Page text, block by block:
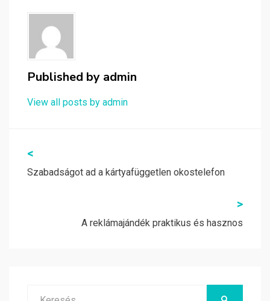
Published by admin
View all posts by admin
Bejegyzés
navigáció
<
Szabadságot ad a kártyafüggetlen okostelefon
>
A reklámajándék praktikus és hasznos